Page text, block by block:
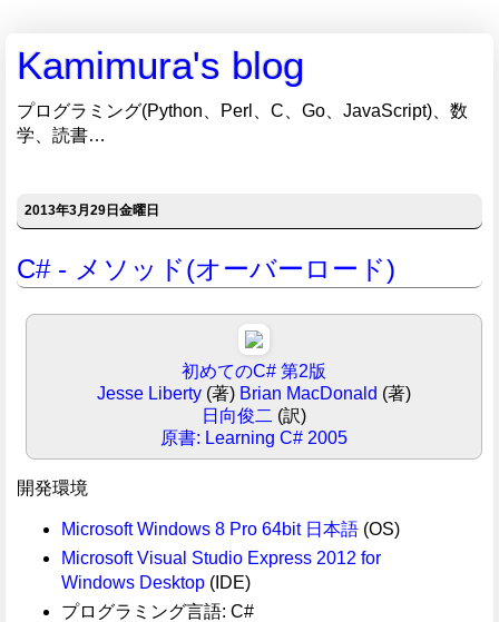
Kamimura's blog
プログラミング(Python、Perl、C、Go、JavaScript)、数
学、読書…
2013年3月29日金曜日
C# - メソッド(オーバーロード)
初めてのC# 第2版
Jesse Liberty(著) Brian MacDonald (著)
日向俊二 (訳)
原書: Learning C# 2005
開発環境
Microsoft Windows 8 Pro 64bit 日本語(OS)
Microsoft Visual Studio Express 2012 for
Windows Desktop(IDE)
プログラミング言語: C#